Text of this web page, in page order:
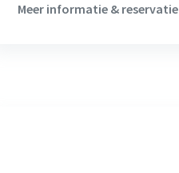
Meer informatie & reservatie